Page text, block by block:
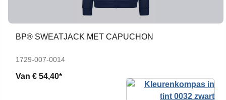
BP® SWEATJACK MET CAPUCHON
1729-007-0014
Van € 54,40*